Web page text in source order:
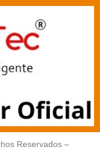
Reservados –